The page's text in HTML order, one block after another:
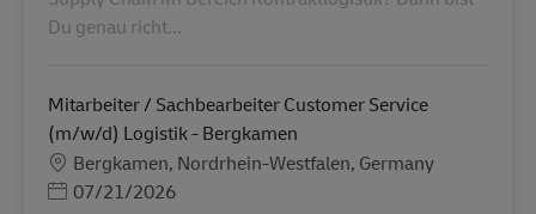
Du genau richt...
Mitarbeiter / Sachbearbeiter Customer Service
(m/w/d) Logistik - Bergkamen
Местоположение
Bergkamen, Nordrhein-Westfalen, Germany
Posted Date
07/21/2026